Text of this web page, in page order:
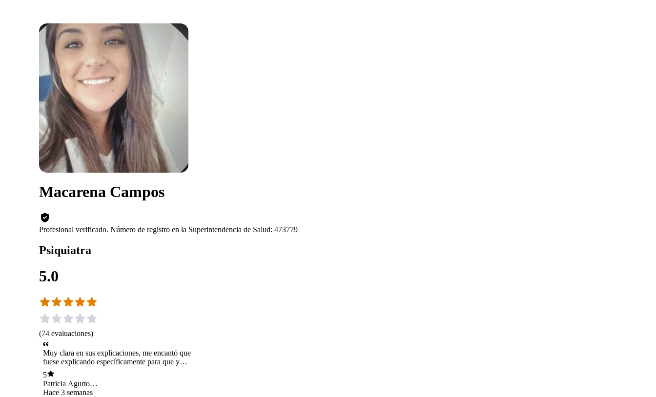
Macarena Campos
Profesional verificado. Número de registro en la Superintendencia de Salud: 473779
Psiquiatra
5.0
(74 evaluaciones)
Muy clara en sus explicaciones, me encantó que
fuese explicando específicamente para que y
que iba a modificar en mi esquema de
medicamentos. Recomendadisima
5
Patricia Agurto
Espinoza
Hace 3 semanas